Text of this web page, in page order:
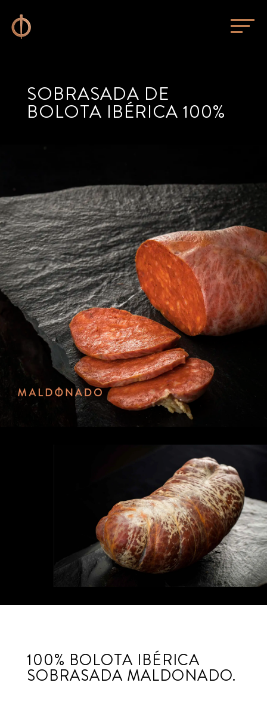
SOBRASADA DE
BOLOTA IBÉRICA 100%
100% BOLOTA IBÉRICA
SOBRASADA MALDONADO.